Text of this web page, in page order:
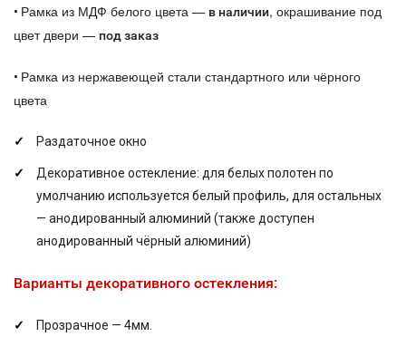
• Рамка из МДФ белого цвета — в наличии, окрашивание под
цвет двери — под заказ
• Рамка из нержавеющей стали стандартного или чёрного
цвета
Раздаточное окно
Декоративное остекление: для белых полотен по
умолчанию используется белый профиль, для остальных
— анодированный алюминий (также доступен
анодированный чёрный алюминий)
Варианты декоративного остекления:
Прозрачное — 4мм.